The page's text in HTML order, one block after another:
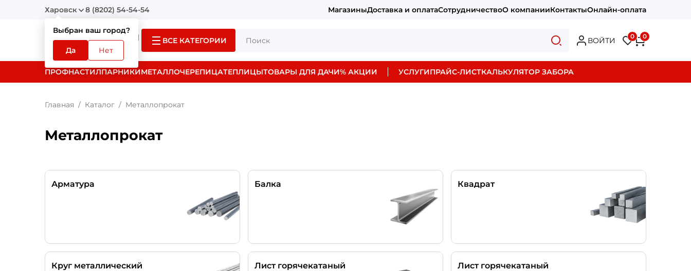
Харовск
Выбран ваш город?
Да Нет
8 (8202) 54-54-54 МагазиныДоставка и оплатаСотрудничествоО компанииКонтактыОнлайн-оплата
ВСЕ КАТЕГОРИИ ВОЙТИ 0 0
ПРОФНАСТИЛПАРНИКИМЕТАЛЛОЧЕРЕПИЦАТЕПЛИЦЫТОВАРЫ ДЛЯ ДАЧИ% АКЦИИ УСЛУГИПРАЙС-ЛИСТКАЛЬКУЛЯТОР ЗАБОРА
Главная Каталог Металлопрокат
Металлопрокат
Арматура Балка Квадрат
Круг металлический Лист горячекатаный
Лист горячекатаный